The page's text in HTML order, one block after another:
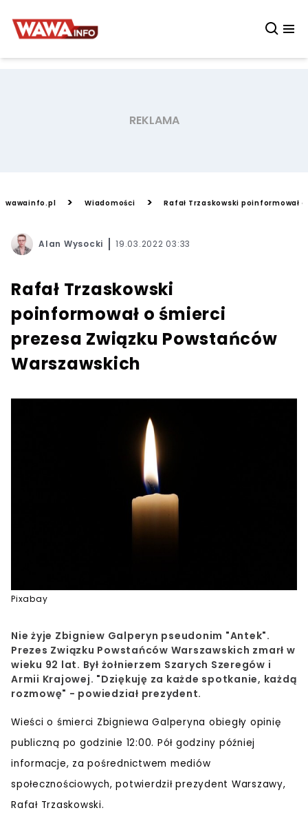
wawainfo.pl > Wiadomości > Rafał Trzaskowski poinformował
Alan Wysocki 19.03.2022 03:33
Rafał Trzaskowski
poinformował o śmierci
prezesa Związku Powstańców
Warszawskich
Pixabay
Nie żyje Zbigniew Galperyn pseudonim "Antek".
Prezes Związku Powstańców Warszawskich zmarł w
wieku 92 lat. Był żołnierzem Szarych Szeregów i
Armii Krajowej. "Dziękuję za każde spotkanie, każdą
rozmowę" - powiedział prezydent.
Wieści o śmierci Zbigniewa Galperyna obiegły opinię
publiczną po godzinie 12:00. Pół godziny później
informacje, za pośrednictwem mediów
społecznościowych, potwierdził prezydent Warszawy,
Rafał Trzaskowski.